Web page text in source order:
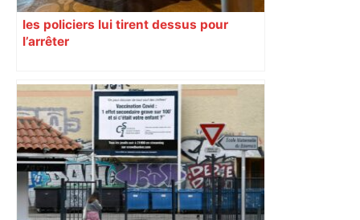
les policiers lui tirent dessus pour
l’arrêter